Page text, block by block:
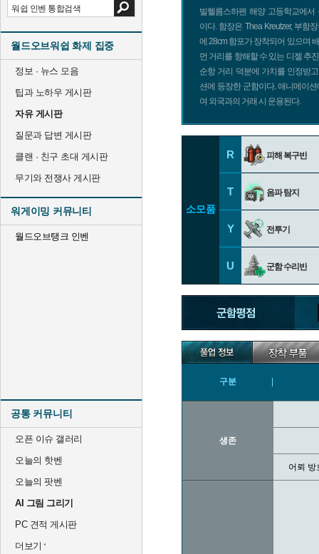
월드오브워쉽 화제 집중
정보 · 뉴스 모음
팁과 노하우 게시판
자유 게시판
질문과 답변 게시판
클랜 · 친구 초대 게시판
무기와 전쟁사 게시판
워게이밍 커뮤니티
월드오브탱크 인벤
공통 커뮤니티
오픈 이슈 갤러리
오늘의 핫벤
오늘의 팟벤
AI 그림 그리기
PC 견적 게시판
더보기
빌헬름스하펜 해양 고등학교에서
이다. 함장은 Thea Kreutzer, 부함
에 28cm 함포가 장착되어 있으며
먼 거리를 항해할 수 있는 디젤 추
순항 거리 덕분에 가치를 인정받
션에 등장한 군함이다. 애니메이
여 외국과의 거래 시 운용된다.
소모품
R 피해 복구반
T 음파 탐지
Y 전투기
U 군함 수리반
구분
생존
어뢰 방